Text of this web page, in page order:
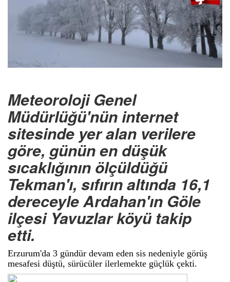
Meteoroloji Genel
Müdürlüğü'nün internet
sitesinde yer alan verilere
göre, günün en düşük
sıcaklığının ölçüldüğü
Tekman'ı, sıfırın altında 16,1
dereceyle Ardahan'ın Göle
ilçesi Yavuzlar köyü takip
etti.
Erzurum'da 3 gündür devam eden sis nedeniyle görüş
mesafesi düştü, sürücüler ilerlemekte güçlük çekti.